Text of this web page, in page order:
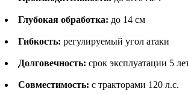
Глубокая обработка: до 14 см
Гибкость: регулируемый угол атаки
Долговечность: срок эксплуатации 5
Совместимость: с тракторами 120 л.с.